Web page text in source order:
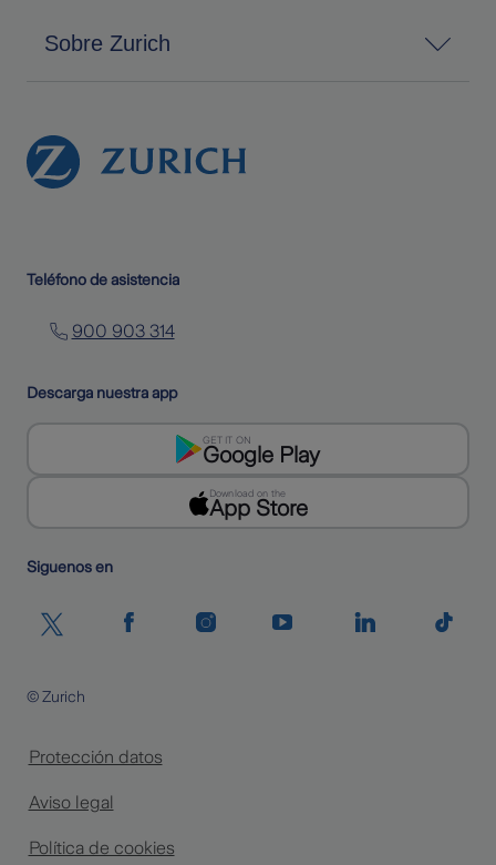
Sobre Zurich
Teléfono de asistencia
900 903 314
Descarga nuestra app
GET IT ON
Google Play
Download on the
App Store
Siguenos en
Protección datos
Aviso legal
Política de cookies
© Zurich